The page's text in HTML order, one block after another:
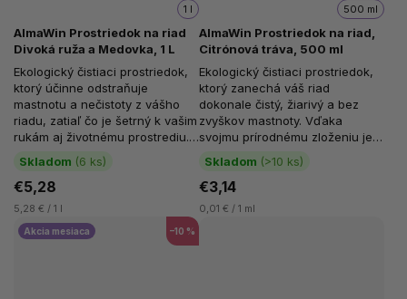
AlmaWin Prostriedok na riad
Divoká ruža a Medovka, 1 L
Skladom (6 ks)
1 l
€5,28
5,28 € / 1 l
Ekologický čistiaci prostriedok,
ktorý účinne odstraňuje
mastnotu a nečistoty z vášho
riadu, zatiaľ čo je šetrný k vašim
rukám aj životnému prostrediu.
S jedinečnou vôňou...
AlmaWin Prostriedok na riad,
Citrónová tráva, 500 ml
Skladom (>10 ks)
500 ml
€3,14
0,01 € / 1 ml
Ekologický čistiaci prostriedok,
ktorý zanechá váš riad
dokonale čistý, žiarivý a bez
zvyškov mastnoty. Vďaka
svojmu prírodnému zloženiu je
šetrný nielen k vašim rukám,
ale...
Akcia mesiaca –10 %